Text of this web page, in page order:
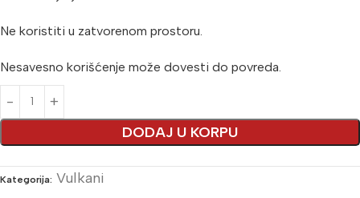
Ne koristiti u zatvorenom prostoru.
Nesavesno korišćenje može dovesti do povreda.
DODAJ U KORPU
Kategorija: Vulkani